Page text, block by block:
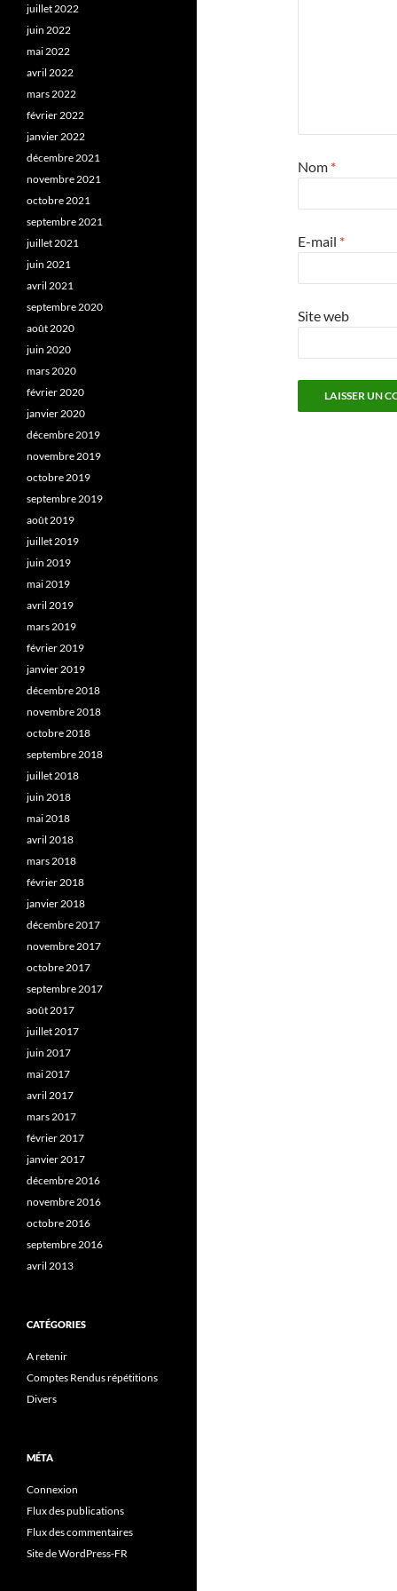
Nom *
E-mail *
Site web
juillet 2022
juin 2022
mai 2022
avril 2022
mars 2022
février 2022
janvier 2022
décembre 2021
novembre 2021
octobre 2021
septembre 2021
juillet 2021
juin 2021
avril 2021
septembre 2020
août 2020
juin 2020
mars 2020
février 2020
janvier 2020
décembre 2019
novembre 2019
octobre 2019
septembre 2019
août 2019
juillet 2019
juin 2019
mai 2019
avril 2019
mars 2019
février 2019
janvier 2019
décembre 2018
novembre 2018
octobre 2018
septembre 2018
juillet 2018
juin 2018
mai 2018
avril 2018
mars 2018
février 2018
janvier 2018
décembre 2017
novembre 2017
octobre 2017
septembre 2017
août 2017
juillet 2017
juin 2017
mai 2017
avril 2017
mars 2017
février 2017
janvier 2017
décembre 2016
novembre 2016
octobre 2016
septembre 2016
avril 2013
CATÉGORIES
A retenir
Comptes Rendus répétitions
Divers
MÉTA
Connexion
Flux des publications
Flux des commentaires
Site de WordPress-FR